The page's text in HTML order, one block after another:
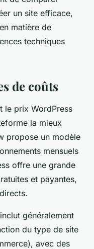
un site efficace,
matière de
techniques
de coûts
le prix WordPress
la mieux
propose un modèle
mensuels
offre une grande
et payantes,
généralement
du type de site
avec des